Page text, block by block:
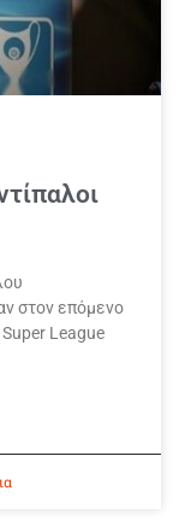
στον επόμενο
League